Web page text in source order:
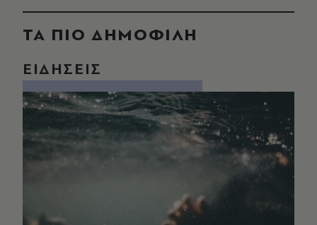
ΤΑ ΠΙΟ ΔΗΜΟΦΙΛΗ
ΕΙΔΗΣΕΙΣ